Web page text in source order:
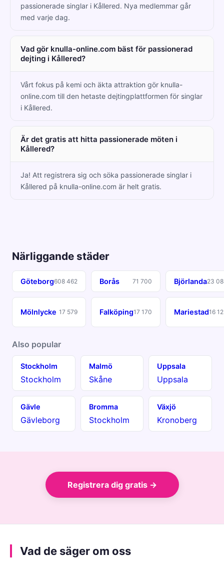
passionerade singlar i Kållered. Nya medlemmar går
med varje dag.
Vad gör knulla-online.com bäst för passionerad
dejting i Kållered?
Vårt fokus på kemi och äkta attraktion gör knulla-
online.com till den hetaste dejtingplattformen för singlar
i Kållered.
Är det gratis att hitta passionerade möten i
Kållered?
Ja! Att registrera sig och söka passionerade singlar i
Kållered på knulla-online.com är helt gratis.
Närliggande städer
Göteborg608 462 Borås 71 700 Björlanda23
Mölnlycke 17 579 Falköping17 170 Mariestad16
Also popular
Stockholm
Stockholm
Malmö
Skåne
Uppsala
Uppsala
Gävle
Gävleborg
Bromma
Stockholm
Växjö
Kronoberg
Registrera dig gratis →
Vad de säger om oss